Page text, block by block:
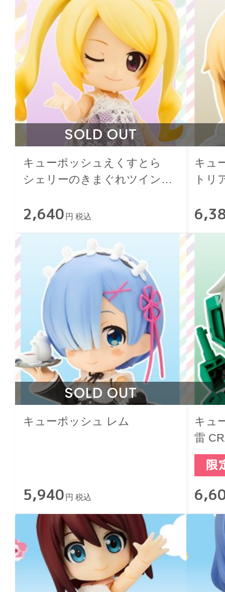
SOLD OUT
キューポッシュえくすとら
シェリーのきまぐれツインテ
2,640 円 税込
キュ
トリ
SOLD OUT
キューポッシュ レム
5,940 円 税込
キュ
雷